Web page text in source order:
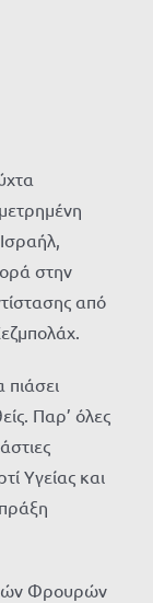
στην
από
Παρ’ όλες
Υγείας και
Φρουρών